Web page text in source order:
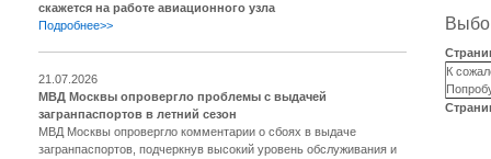
скажется на работе авиационного узла
Подробнее>>
21.07.2026
МВД Москвы опровергло проблемы с выдачей
загранпаспортов в летний сезон
МВД Москвы опровергло комментарии о сбоях в выдаче
загранпаспортов, подчеркнув высокий уровень обслуживания и
К